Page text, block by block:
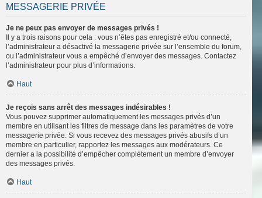
MESSAGERIE PRIVÉE
Je ne peux pas envoyer de messages privés !
Il y a trois raisons pour cela : vous n’êtes pas enregistré et/ou connecté,
l’administrateur a désactivé la messagerie privée sur l’ensemble du forum,
ou l’administrateur vous a empêché d’envoyer des messages. Contactez
l’administrateur pour plus d’informations.
Haut
Je reçois sans arrêt des messages indésirables !
Vous pouvez supprimer automatiquement les messages privés d’un
membre en utilisant les filtres de message dans les paramètres de votre
messagerie privée. Si vous recevez des messages privés abusifs d’un
membre en particulier, rapportez les messages aux modérateurs. Ce
dernier a la possibilité d’empêcher complètement un membre d’envoyer
des messages privés.
Haut